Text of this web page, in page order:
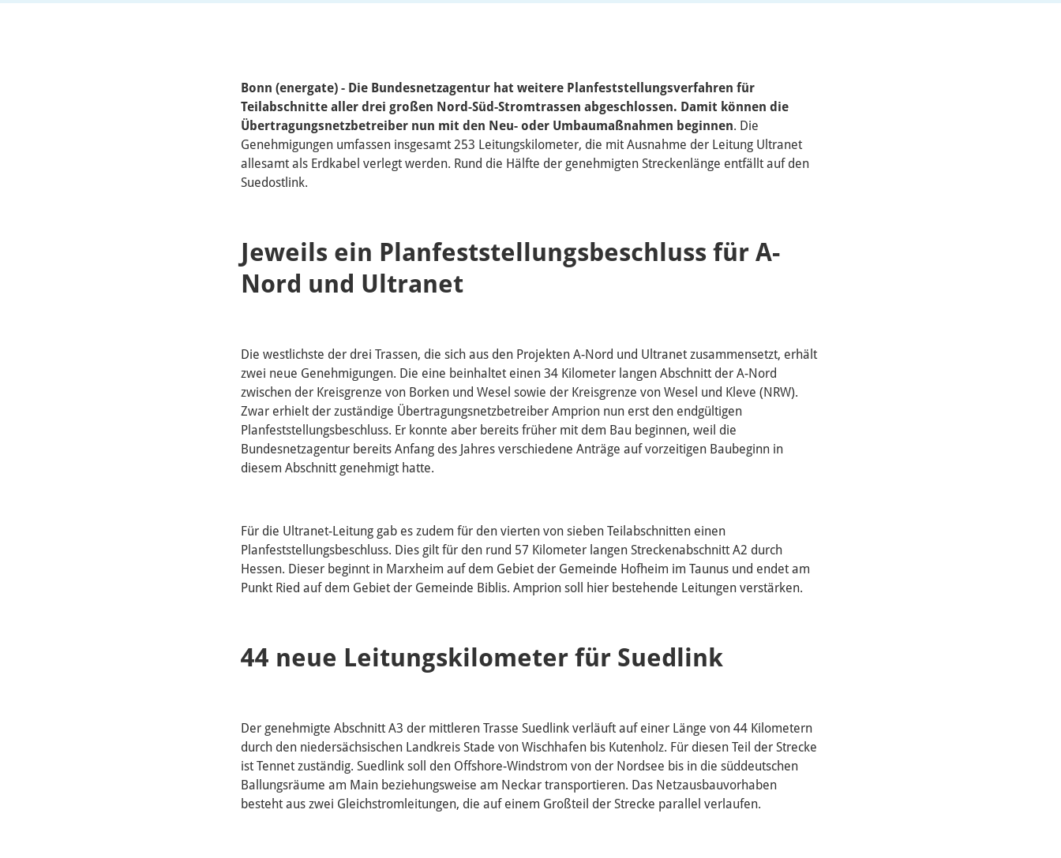
Bonn (energate) - Die Bundesnetzagentur hat weitere Planfeststellungsverfahren für
Teilabschnitte aller drei großen Nord-Süd-Stromtrassen abgeschlossen. Damit können die
Übertragungsnetzbetreiber nun mit den Neu- oder Umbaumaßnahmen beginnen. Die
Genehmigungen umfassen insgesamt 253 Leitungskilometer, die mit Ausnahme der Leitung Ultranet
allesamt als Erdkabel verlegt werden. Rund die Hälfte der genehmigten Streckenlänge entfällt auf den
Suedostlink.
Jeweils ein Planfeststellungsbeschluss für A-
Nord und Ultranet
Die westlichste der drei Trassen, die sich aus den Projekten A-Nord und Ultranet zusammensetzt, erhält
zwei neue Genehmigungen. Die eine beinhaltet einen 34 Kilometer langen Abschnitt der A-Nord
zwischen der Kreisgrenze von Borken und Wesel sowie der Kreisgrenze von Wesel und Kleve (NRW).
Zwar erhielt der zuständige Übertragungsnetzbetreiber Amprion nun erst den endgültigen
Planfeststellungsbeschluss. Er konnte aber bereits früher mit dem Bau beginnen, weil die
Bundesnetzagentur bereits Anfang des Jahres verschiedene Anträge auf vorzeitigen Baubeginn in
diesem Abschnitt genehmigt hatte.
Für die Ultranet-Leitung gab es zudem für den vierten von sieben Teilabschnitten einen
Planfeststellungsbeschluss. Dies gilt für den rund 57 Kilometer langen Streckenabschnitt A2 durch
Hessen. Dieser beginnt in Marxheim auf dem Gebiet der Gemeinde Hofheim im Taunus und endet am
Punkt Ried auf dem Gebiet der Gemeinde Biblis. Amprion soll hier bestehende Leitungen verstärken.
44 neue Leitungskilometer für Suedlink
Der genehmigte Abschnitt A3 der mittleren Trasse Suedlink verläuft auf einer Länge von 44 Kilometern
durch den niedersächsischen Landkreis Stade von Wischhafen bis Kutenholz. Für diesen Teil der Strecke
ist Tennet zuständig. Suedlink soll den Offshore-Windstrom von der Nordsee bis in die süddeutschen
Ballungsräume am Main beziehungsweise am Neckar transportieren. Das Netzausbauvorhaben
besteht aus zwei Gleichstromleitungen, die auf einem Großteil der Strecke parallel verlaufen.